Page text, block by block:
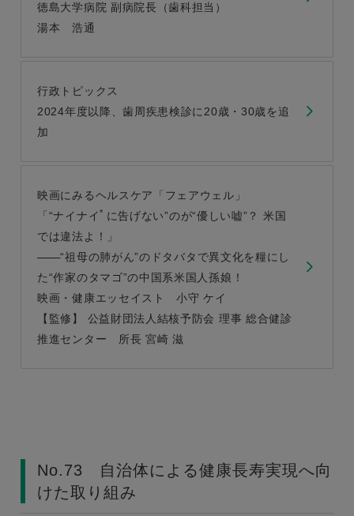
徳島大学病院 副病院長（歯科担当）
湯本 浩通
行政トピックス
2024年度以降、歯周疾患検診に20歳・30歳を追
加
映画にみるヘルスケア「フェアウェル」
「“ナイナイ* に告げない”のが“優しい嘘”？ 米国
では違法よ！」
“祖母の肺がん”のドタバタで異文化を糧にし
た“作家のタマゴ”の中国系米国人孫娘！
映画・健康エッセイスト 小守 ケイ
【監修】 公益財団法人結核予防会 理事 総合健診
推進センター 所長 宮崎 滋
No.73 自治体による健康長寿実現へ向
けた取り組み